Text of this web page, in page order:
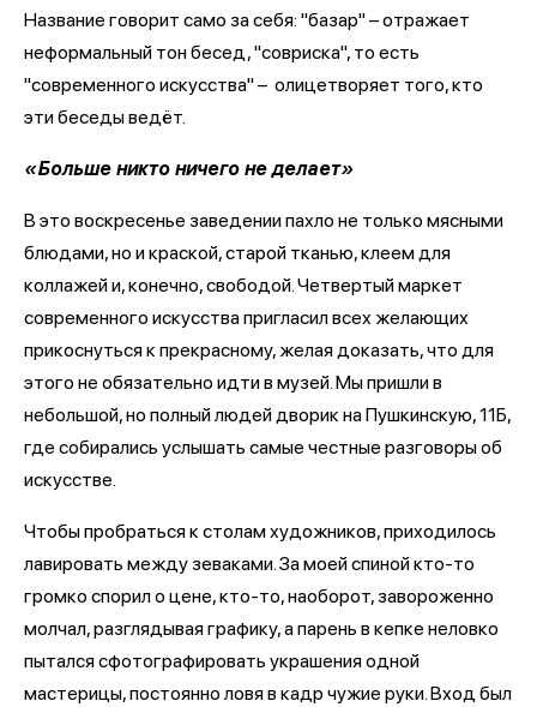
Название говорит само за себя: "базар" – отражает
неформальный тон бесед, "совриска", то есть
"современного искусства" – олицетворяет того, кто
эти беседы ведёт.
«Больше никто ничего не делает»
В это воскресенье заведении пахло не только мясными
блюдами, но и краской, старой тканью, клеем для
коллажей и, конечно, свободой. Четвертый маркет
современного искусства пригласил всех желающих
прикоснуться к прекрасному, желая доказать, что для
этого не обязательно идти в музей. Мы пришли в
небольшой, но полный людей дворик на Пушкинскую, 11Б,
где собирались услышать самые честные разговоры об
искусстве.
Чтобы пробраться к столам художников, приходилось
лавировать между зеваками. За моей спиной кто-то
громко спорил о цене, кто-то, наоборот, завороженно
молчал, разглядывая графику, а парень в кепке неловко
пытался сфотографировать украшения одной
мастерицы, постоянно ловя в кадр чужие руки. Вход был